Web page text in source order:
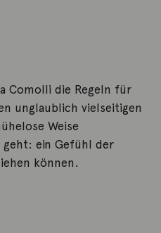
Comolli die Regeln für
unglaublich vielseitigen
Weise
geht: ein Gefühl der
können.